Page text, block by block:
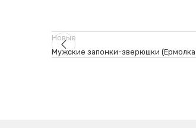
Новые
Мужские запонки-зверюшки